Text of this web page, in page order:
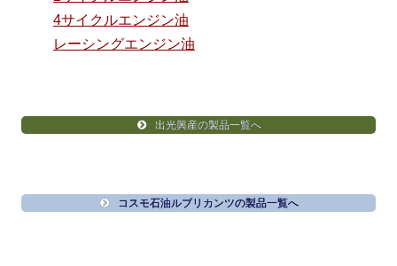
4サイクルエンジン油
レーシングエンジン油
出光興産の製品一覧へ
コスモ石油ルブリカンツの製品一覧へ